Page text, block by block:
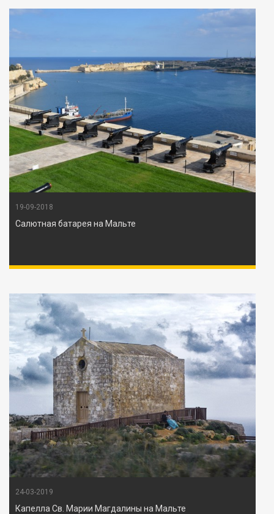
19-09-2018
Салютная батарея на Мальте
24-03-2019
Капелла Св. Марии Магдалины на Мальте